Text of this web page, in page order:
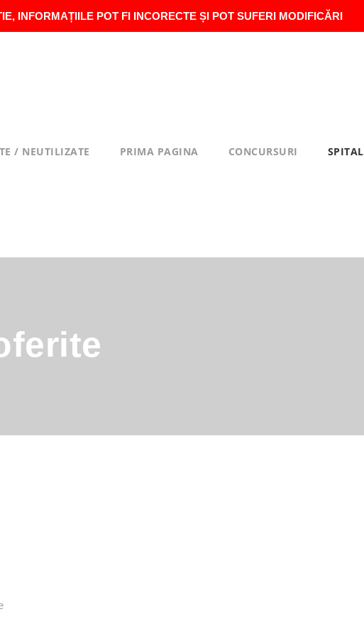
INFORMAȚIILE POT FI INCORECTE ȘI POT SUFERI MODIFICĂRI
/ NEUTILIZATE PRIMA PAGINA CONCURSURI SPITAL